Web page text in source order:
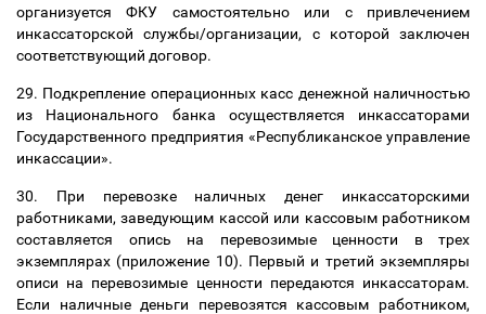
организуется ФКУ самостоятельно или с привлечением
инкассаторской службы/организации, с которой заключен
соответствующий договор.
29. Подкрепление операционных касс денежной наличностью
из Национального банка осуществляется инкассаторами
Государственного предприятия «Республиканское управление
инкассации».
30. При перевозке наличных денег инкассаторскими
работниками, заведующим кассой или кассовым работником
составляется опись на перевозимые ценности в трех
экземплярах (приложение 10). Первый и третий экземпляры
описи на перевозимые ценности передаются инкассаторам.
Если наличные деньги перевозятся кассовым работником,